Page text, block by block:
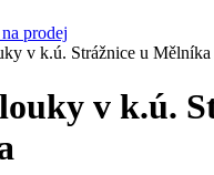
prodej
v k.ú. Strážnice u Mělníka
v k.ú.